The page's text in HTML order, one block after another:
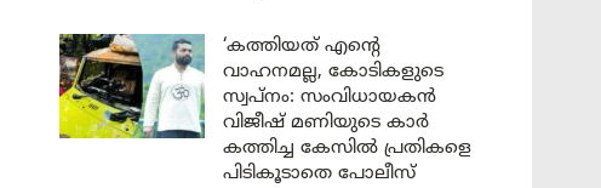
‘കത്തിയത് എന്റെ
വാഹനമല്ല, കോടികളുടെ
സ്വപ്നം: സംവിധായകൻ
വിജീഷ് മണിയുടെ കാർ
കത്തിച്ച കേസിൽ പ്രതികളെ
പിടികൂടാതെ പോലീസ്